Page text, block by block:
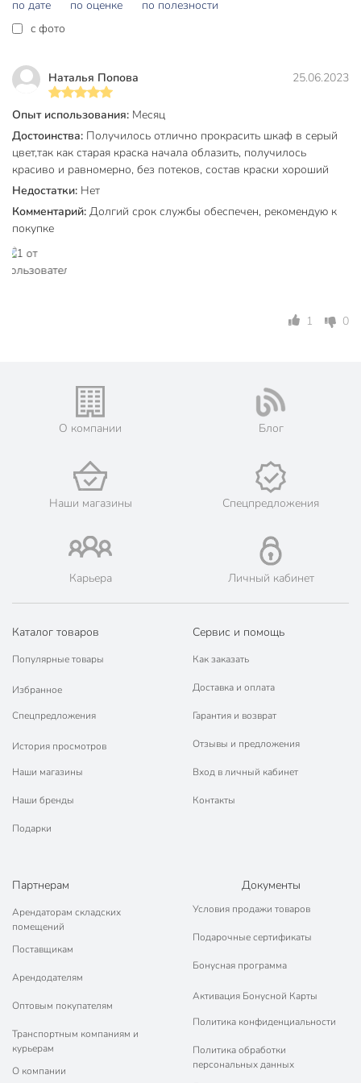
кистью или валиком на подготовленную, сухую, чистую
поверхность. Инструменты очищать уайт-спиритом сразу
Меры предосторожности
Беречь от огня! Воспламеняющийся продукт!
Емкости должны быть герметично закрыты,
храниться в прохладном, хорошо проветриваемом
месте, не доступном детям, вдали от источников огня.
Избегать попадания в глаза и на кожу.
Обеспечить хорошую вентиляцию при окрашивании,
после окончания работ тщательно проветрить
При нанесении эмали краскораспылителем для
1.8 кг
Время полного высыхания, ч
24 ч
Простокрашено
Россия
Количество компонентов
однокомпонентный
алкидный
Степень глянца
глянцевый
Тип покрытия
кроющий
Цвет
серый
Назначение
универсальный
атмосферостойкий
износостойкий
Тип поверхности
металл
без возможности
Разбавитель
Марка эмали
Срок годности, мес
Модель
ПФ-115
по дате
по оценке
по полезности
c фото
Наталья Попова 25.06.2023
Опыт использования: Месяц
Достоинства: Получилось отлично прокрасить шкаф в серый
цвет,так как старая краска начала облазить, получилось
красиво и равномерно, без потеков, состав краски хороший
Недостатки: Нет
Комментарий: Долгий срок службы обеспечен, рекомендую к
покупке
1 0
О компании Блог
Наши магазины Спецпредложения
Карьера Личный кабинет
Каталог товаров
Популярные товары
Избранное
Спецпредложения
История просмотров
Наши магазины
Наши бренды
Подарки
Сервис и помощь
Как заказать
Доставка и оплата
Гарантия и возврат
Отзывы и предложения
Вход в личный кабинет
Контакты
Партнерам
Арендаторам складских
помещений
Поставщикам
Арендодателям
Оптовым покупателям
Транспортным компаниям и
курьерам
О компании
Документы
Условия продажи товаров
Подарочные сертификаты
Бонусная программа
Активация Бонусной Карты
Политика конфиденциальности
Политика обработки
персональных данных